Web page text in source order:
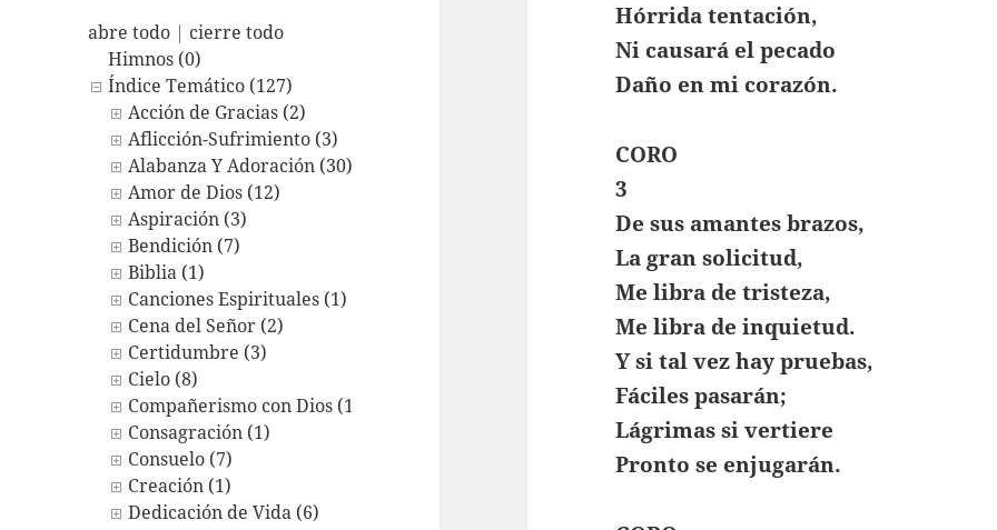
abre todo | cierre todo
Himnos (0)
Índice Temático (127)
Acción de Gracias (2)
Aflicción-Sufrimiento (3)
Alabanza Y Adoración (30)
Amor de Dios (12)
Aspiración (3)
Bendición (7)
Biblia (1)
Canciones Espirituales (1)
Cena del Señor (2)
Certidumbre (3)
Cielo (8)
Compañerismo con Dios (12)
Consagración (1)
Consuelo (7)
Creación (1)
Dedicación de Vida (6)
Hórrida tentación,
Ni causará el pecado
Daño en mi corazón.
CORO
3
De sus amantes brazos,
La gran solicitud,
Me libra de tristeza,
Me libra de inquietud.
Y si tal vez hay pruebas,
Fáciles pasarán;
Lágrimas si vertiere
Pronto se enjugarán.